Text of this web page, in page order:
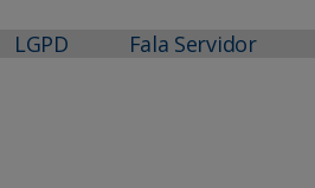
LGPD Fala Servidor